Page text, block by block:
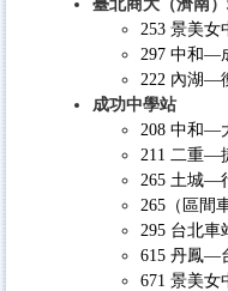
臺北商大 （濟南）
253 景美
297 中和—
222 內湖—
成功中學站
208 中和—
211 二重—
265 土城—
265（區間
295 台北
615 丹鳳—
671 景美女